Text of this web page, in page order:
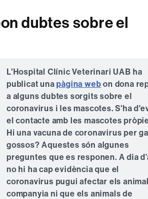
dubtes sobre el
L'Hospital Clínic Veterinari UAB ha
publicat unapàgina web on dona
a alguns dubtes sorgits sobre el
coronavirus i les mascotes. S'ha
el contacte amb les mascotes
Hi una vacuna de coronavirus per
gossos? Aquestes són algunes
preguntes que es responen. A dia
no hi ha cap evidència que el
coronavirus pugui afectar els
companyia ni que els animals de